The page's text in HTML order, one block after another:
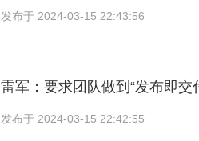
发布于 2024-03-15 22:43:56
雷军：要求团队做到“发布即交
发布于 2024-03-15 22:42:55